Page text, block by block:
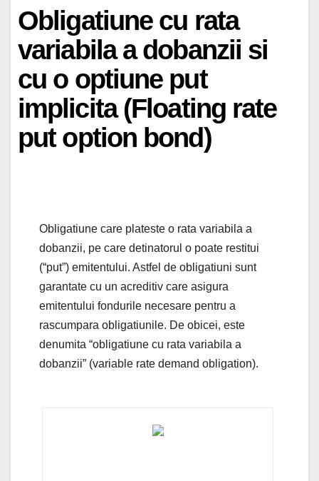
Obligatiune cu rata
variabila a dobanzii si
cu o optiune put
implicita (Floating rate
put option bond)
Obligatiune care plateste o rata variabila a
dobanzii, pe care detinatorul o poate restitui
(“put”) emitentului. Astfel de obligatiuni sunt
garantate cu un acreditiv care asigura
emitentului fondurile necesare pentru a
rascumpara obligatiunile. De obicei, este
denumita “obligatiune cu rata variabila a
dobanzii” (variable rate demand obligation).